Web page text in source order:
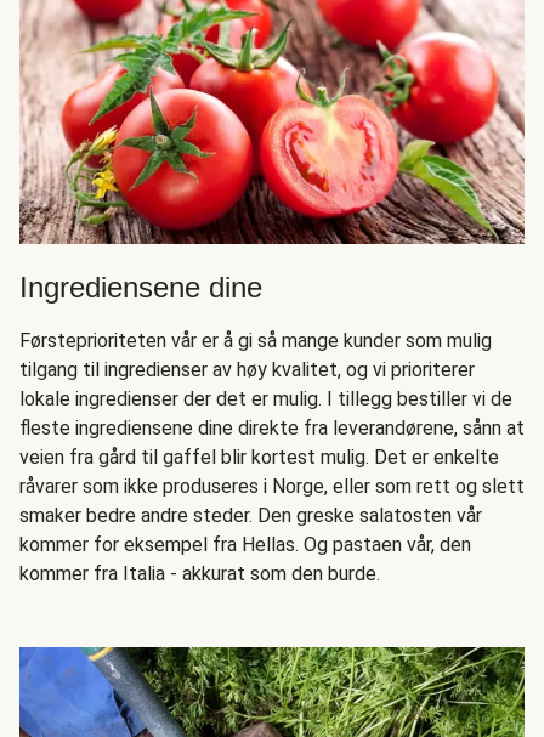
Ingrediensene dine
Førsteprioriteten vår er å gi så mange kunder som mulig
tilgang til ingredienser av høy kvalitet, og vi prioriterer
lokale ingredienser der det er mulig. I tillegg bestiller vi de
fleste ingrediensene dine direkte fra leverandørene, sånn at
veien fra gård til gaffel blir kortest mulig. Det er enkelte
råvarer som ikke produseres i Norge, eller som rett og slett
smaker bedre andre steder. Den greske salatosten vår
kommer for eksempel fra Hellas. Og pastaen vår, den
kommer fra Italia - akkurat som den burde.